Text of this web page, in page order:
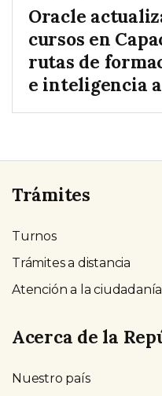
Oracle
cursos en
rutas de
e inteligencia
Trámites
Turnos
Trámites a distancia
Atención a la ciudadanía
Acerca de la
Nuestro país